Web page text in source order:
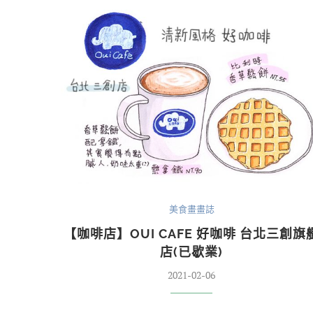
美食畫畫誌
【咖啡店】OUI CAFE 好咖啡 台北三創旗
店(已歇業)
2021-02-06